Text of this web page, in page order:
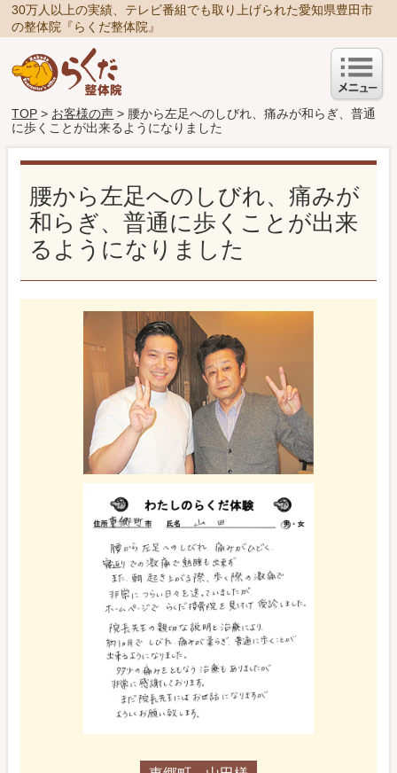
30万人以上の実績、テレビ番組でも取り上げられた愛知県豊田市
の整体院『らくだ整体院』
TOP > お客様の声 > 腰から左足へのしびれ、痛みが和らぎ、普通
に歩くことが出来るようになりました
腰から左足へのしびれ、痛みが
和らぎ、普通に歩くことが出来
るようになりました